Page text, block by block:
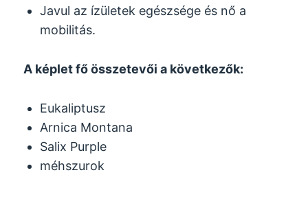
Javul az ízületek egészsége és nő a
mobilitás.
A képlet fő összetevői a következők:
Eukaliptusz
Arnica Montana
Salix Purple
méhszurok